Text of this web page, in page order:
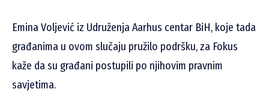
Emina Voljević iz Udruženja Aarhus centar BiH, koje tada
građanima u ovom slučaju pružilo podršku, za Fokus
kaže da su građani postupili po njihovim pravnim
savjetima.